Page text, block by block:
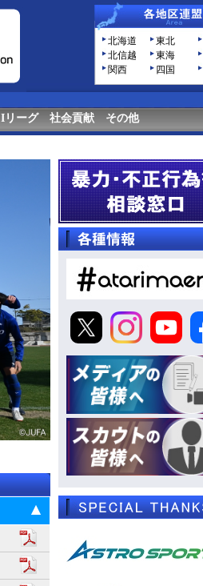
北海道 東北
北信越
東海
関西
四国
Iリーグ 社会貢献 その他